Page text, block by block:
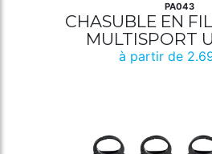
PA043
CHASUBLE EN
MULTISPORT
à partir de